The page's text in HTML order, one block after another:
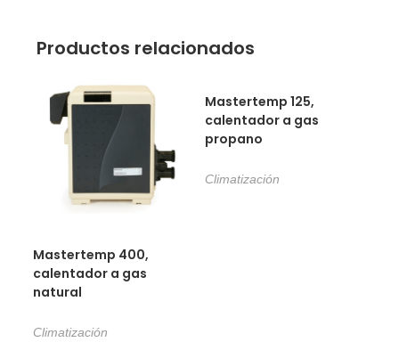
Productos relacionados
Mastertemp 400,
calentador a gas
natural
Climatización
Mastertemp 125,
calentador a gas
propano
Climatización